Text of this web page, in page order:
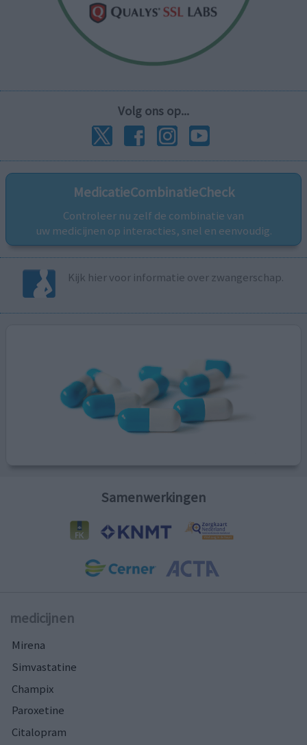
Volg ons op...
MedicatieCombinatieCheck
Controleer nu zelf de combinatie van
uw medicijnen op interacties, snel en eenvoudig.
Kijk hier voor informatie over zwangerschap.
Samenwerkingen
medicijnen
Mirena
Simvastatine
Champix
Paroxetine
Citalopram